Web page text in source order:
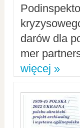
darów dla
mer
więcej »